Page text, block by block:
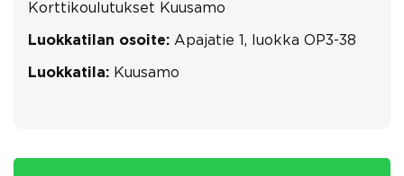
Korttikoulutukset Kuusamo
Luokkatilan osoite: Apajatie 1, luokka OP3-38
Luokkatila: Kuusamo